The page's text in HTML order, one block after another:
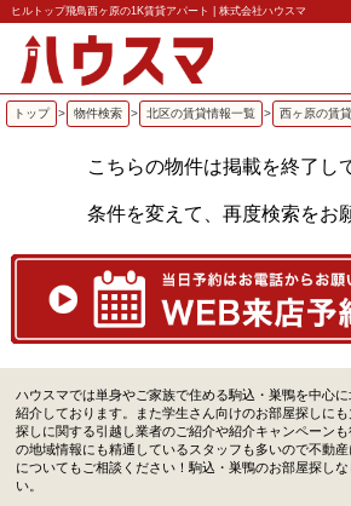
ヒルトップ飛鳥西ヶ原の1K賃貸アパート | 株式会社ハウスマ
トップ > 物件検索 > 北区の賃貸情報一覧 > 西ヶ原の賃
こちらの物件は掲載を終了し
条件を変えて、再度検索をお
ハウスマでは単身やご家族で住める駒込・巣鴨を中心
紹介しております。また学生さん向けのお部屋探しに
探しに関する引越し業者のご紹介や紹介キャンペーン
の地域情報にも精通しているスタッフも多いので不動
についてもご相談ください！駒込・巣鴨のお部屋探し
い。